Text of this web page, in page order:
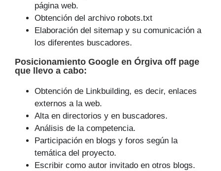
página web.
Obtención del archivo robots.txt
Elaboración del sitemap y su comunicación a
los diferentes buscadores.
Posicionamiento Google en Órgiva off page
que
llevo a cabo:
Obtención de Linkbuilding, es decir, enlaces
externos a la web.
Alta en directorios y en buscadores.
Análisis de la competencia.
Participación en blogs y foros según la
temática del proyecto.
Escribir como autor invitado en otros blogs.